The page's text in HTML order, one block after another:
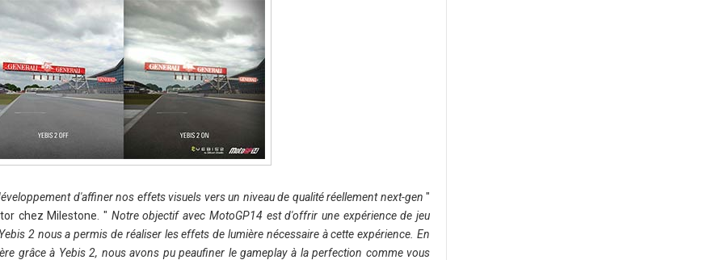
d'affiner nos effets visuels vers un niveau de qualité réellement next-gen"
chez Milestone. " Notre objectif avec MotoGP14 est d'offrir une expérience de jeu
2 nous a permis de réaliser les effets de lumière nécessaire à cette expérience. En
grâce à Yebis 2, nous avons pu peaufiner le gameplay à la perfection comme vous